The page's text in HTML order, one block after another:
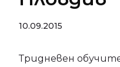
10.09.2015
Тридневен